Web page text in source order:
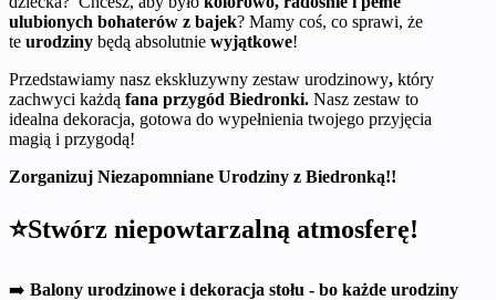
ulubionych bohaterów z bajek? Mamy coś, co sprawi, że
te urodziny będą absolutnie wyjątkowe!
Przedstawiamy nasz ekskluzywny zestaw urodzinowy, który
zachwyci każdą fana przygód Biedronki. Nasz zestaw to
idealna dekoracja, gotowa do wypełnienia twojego przyjęcia
magią i przygodą!
Zorganizuj Niezapomniane Urodziny z Biedronką!!
⭐Stwórz niepowtarzalną atmosferę!
➡️ Balony urodzinowe i dekoracja stołu - bo każde urodziny